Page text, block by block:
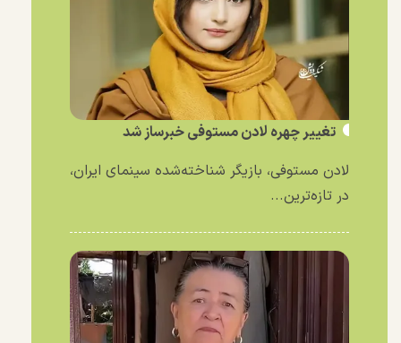
تغییر چهره لادن مستوفی خبرساز شد
لادن مستوفی، بازیگر شناخته‌شده سینمای ایران،
در تازه‌ترین...